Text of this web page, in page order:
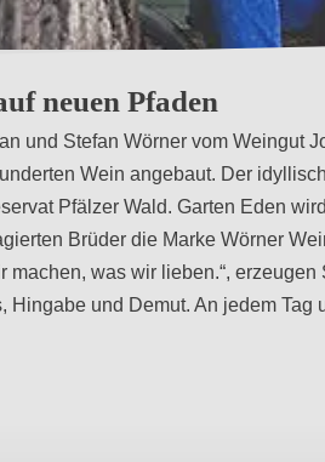
neuen Pfaden
und Stefan Wörner vom Weingut
Wein angebaut. Der
Pfälzer Wald. Garten Eden
Brüder die Marke Wörner
was wir lieben.“,
und Demut. An jedem Tag